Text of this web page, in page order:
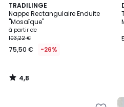
TRADILINGE
Nappe Rectangulaire Enduite
"Mosaïque"
à partir de
103,22 €
75,50 € -26%
4,8
/ 5
4,8
/